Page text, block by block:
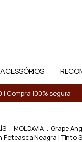
Compra 100% segura
. MOLDAVIA . Grape
Feteasca Neagra | Tinto